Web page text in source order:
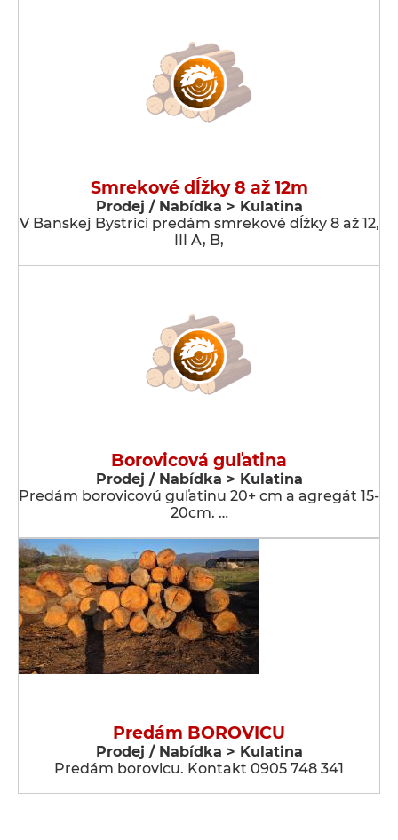
Smrekové dĺžky 8 až 12m
Prodej / Nabídka > Kulatina
V Banskej Bystrici predám smrekové dĺžky 8 až 12,
III A, B,
Borovicová guľatina
Prodej / Nabídka > Kulatina
Predám borovicovú guľatinu 20+ cm a agregát 15-
20cm. …
Predám BOROVICU
Prodej / Nabídka > Kulatina
Predám borovicu. Kontakt 0905 748 341